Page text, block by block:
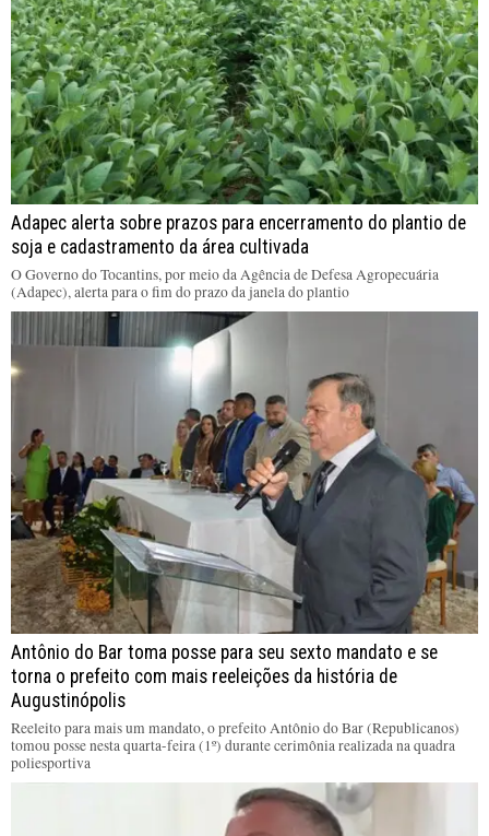
Adapec alerta sobre prazos para encerramento do plantio de
soja e cadastramento da área cultivada
O Governo do Tocantins, por meio da Agência de Defesa Agropecuária
(Adapec), alerta para o fim do prazo da janela do plantio
Antônio do Bar toma posse para seu sexto mandato e se
torna o prefeito com mais reeleições da história de
Augustinópolis
Reeleito para mais um mandato, o prefeito Antônio do Bar (Republicanos)
tomou posse nesta quarta-feira (1º) durante cerimônia realizada na quadra
poliesportiva